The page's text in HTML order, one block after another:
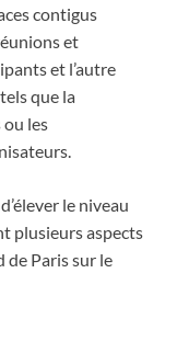
contigus
et
et l’autre
que la
les
le niveau
plusieurs aspects
de Paris sur le